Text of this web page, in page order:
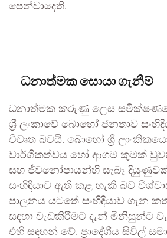
පෙන්වාදෙති.
ධනාත්මක සොයා ගැනීම්
ධනාත්මක කරුණු ලෙස
ශ්‍රී ලංකාවේ බොහෝ ජනතාව
විවෘත බවයි. බොහෝ ශ්‍රී
වාර්ගිකත්වය හෝ ආගම කුමක්
සහ ජීවනෝපායන්හි සැබෑ
සංහිඳියාව ඇති කළ හැකි බව
පාලනය යටතේ සංහිඳියාව ගැන
සඳහා වැඩකිරීමට දැන් මිනිසුන්ට
එහි සඳහන් වේ. ප්‍රාදේශීය සිවිල්